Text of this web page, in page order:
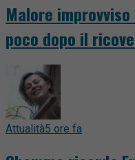
Malore
poco dopo il
Attualità5 ore fa